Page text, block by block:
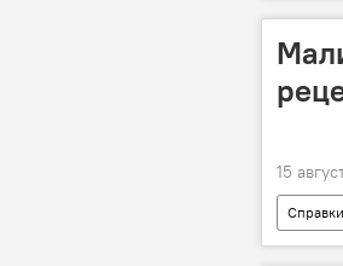
15
Справки